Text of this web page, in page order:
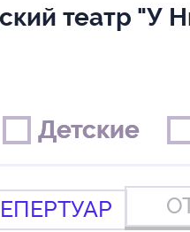
театр "У
Детские
Детские